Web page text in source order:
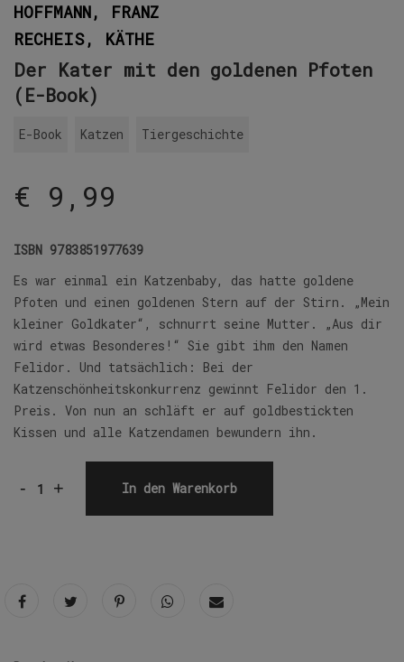
HOFFMANN, FRANZ
RECHEIS, KÄTHE
Der Kater mit den goldenen Pfoten
(E-Book)
E-Book Katzen Tiergeschichte
€ 9,99
ISBN 9783851977639
Es war einmal ein Katzenbaby, das hatte goldene
Pfoten und einen goldenen Stern auf der Stirn. „Mein
kleiner Goldkater“, schnurrt seine Mutter. „Aus dir
wird etwas Besonderes!“ Sie gibt ihm den Namen
Felidor. Und tatsächlich: Bei der
Katzenschönheitskonkurrenz gewinnt Felidor den 1.
Preis. Von nun an schläft er auf goldbestickten
Kissen und alle Katzendamen bewundern ihn.
- + In den Warenkorb